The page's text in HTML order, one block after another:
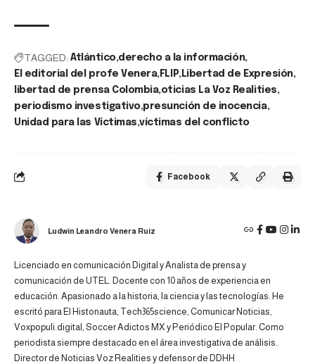
TAGGED: Atlántico derecho a la información
El editorial del profe Venera FLIP Libertad de Expresión
libertad de prensa Colombia oticias La Voz Realities
periodismo investigativo presunción de inocencia
Unidad para las Víctimas víctimas del conflicto
Facebook
Ludwin Leandro Venera Ruiz
Licenciado en comunicación Digital y Analista de prensa y
comunicación de UTEL. Docente con 10 años de experiencia en
educación. Apasionado a la historia, la ciencia y las tecnologías. He
escritó para El Histonauta, Tech365science, Comunicar Noticias,
Voxpopuli.digital, Soccer Adictos MX y Periódico El Popular. Como
periodista siempre destacado en el área investigativa de análisis.
Director de Noticias Voz Realities y defensor de DDHH